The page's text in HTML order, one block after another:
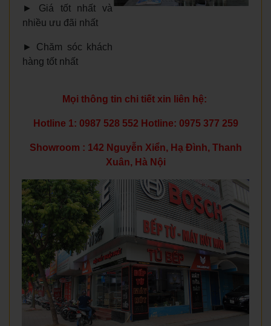
► Giá tốt nhất và
nhiều ưu đãi nhất
► Chăm sóc khách
hàng tốt nhất
Mọi thông tin chi tiết xin liên hệ:
Hotline 1: 0987 528 552 Hotline: 0975 377 259
Showroom : 142 Nguyễn Xiển, Hạ Đình, Thanh
Xuân, Hà Nội